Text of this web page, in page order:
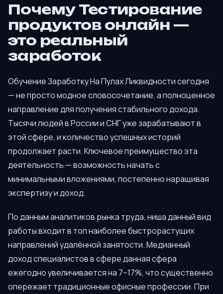
Почему Тестирование
продуктов онлайн —
это реальный
заработок
Обучение Заработку На Пулах Ликвидности сегодня
— не просто модное словосочетание, а полноценное
направление для получения стабильного дохода.
Тысячи людей в России и СНГ уже зарабатывают в
этой сфере, и количество успешных историй
продолжает расти. Ключевое преимущество эта
деятельность — возможность начать с
минимальными вложениями, постепенно наращивая
экспертизу и доход.
По данным аналитиков рынка труда, ниша данный вид
работы входит в топ наиболее быстрорастущих
направлений удалённой занятости. Медианный
доход специалистов в сфере данная сфера
ежегодно увеличивается на 7–17%, что существенно
опережает традиционные офисные профессии. При